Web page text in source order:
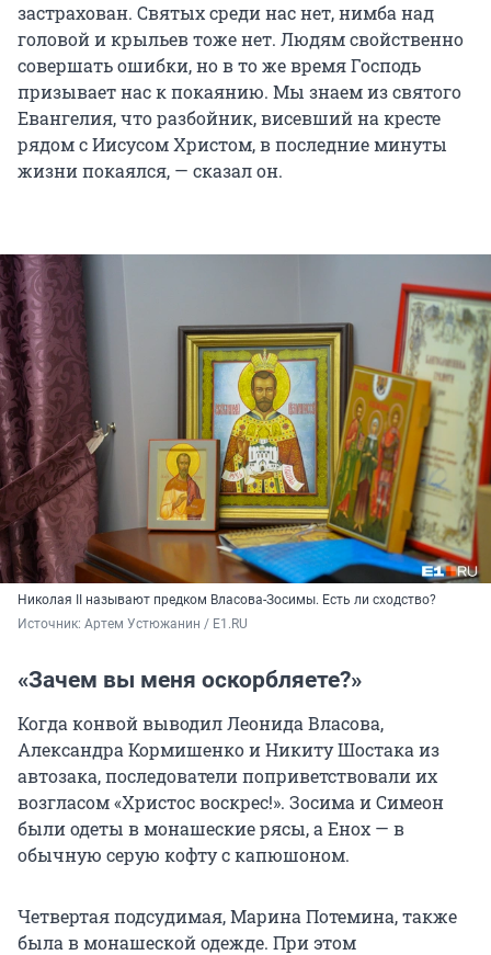
застрахован. Святых среди нас нет, нимба над
головой и крыльев тоже нет. Людям свойственно
совершать ошибки, но в то же время Господь
призывает нас к покаянию. Мы знаем из святого
Евангелия, что разбойник, висевший на кресте
рядом с Иисусом Христом, в последние минуты
жизни покаялся, — сказал он.
Николая II называют предком Власова-Зосимы. Есть ли сходство?
Источник: Артем Устюжанин / E1.RU
«Зачем вы меня оскорбляете?»
Когда конвой выводил Леонида Власова,
Александра Кормишенко и Никиту Шостака из
автозака, последователи поприветствовали их
возгласом «Христос воскрес!». Зосима и Симеон
были одеты в монашеские рясы, а Енох — в
обычную серую кофту с капюшоном.
Четвертая подсудимая, Марина Потемина, также
была в монашеской одежде. При этом